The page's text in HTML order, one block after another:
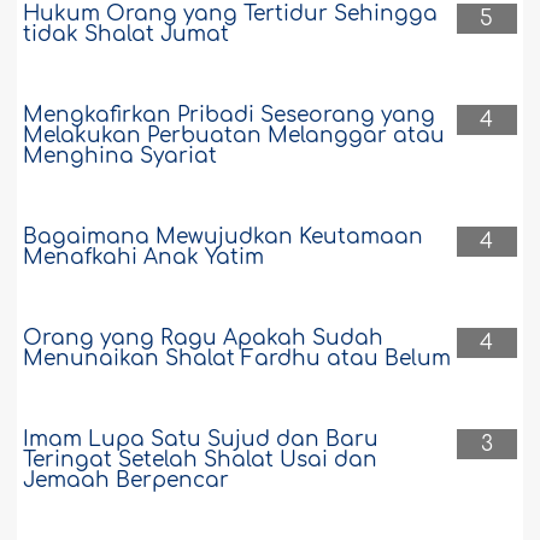
Kafarat Sumpah yang Belum Dibayar
Apa hukum seseorang yang meninggal
58005 25-9-2024
Ragu-ragu Apakah Bersumpah dengan
Nama Allah atau dengan Talak, Apa yang
Jika seseorang bersumpah untuk
meninggalkan suatu perbuatan, dan ia
meneguhkan tekadnya untuk
meninggalkan perbuatan itu, tapi
5
Hukum Orang yang Tertidur Sehingga
tidak Shalat Jumat
4
Mengkafirkan Pribadi Seseorang yang
Melakukan Perbuatan Melanggar atau
Menghina Syariat
4
Bagaimana Mewujudkan Keutamaan
Menafkahi Anak Yatim
4
Orang yang Ragu Apakah Sudah
Menunaikan Shalat Fardhu atau Belum
3
Imam Lupa Satu Sujud dan Baru
Teringat Setelah Shalat Usai dan
Jemaah Berpencar